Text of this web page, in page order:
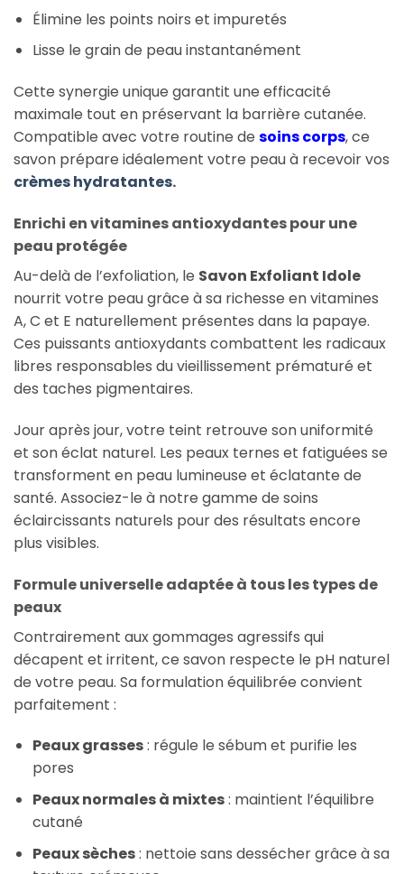
Élimine les points noirs et impuretés
Lisse le grain de peau instantanément
Cette synergie unique garantit une efficacité
maximale tout en préservant la barrière cutanée.
Compatible avec votre routine de soins corps, ce
savon prépare idéalement votre peau à recevoir vos
crèmes hydratantes.
Enrichi en vitamines antioxydantes pour une
peau protégée
Au-delà de l’exfoliation, le Savon Exfoliant Idole
nourrit votre peau grâce à sa richesse en vitamines
A, C et E naturellement présentes dans la papaye.
Ces puissants antioxydants combattent les radicaux
libres responsables du vieillissement prématuré et
des taches pigmentaires.
Jour après jour, votre teint retrouve son uniformité
et son éclat naturel. Les peaux ternes et fatiguées se
transforment en peau lumineuse et éclatante de
santé. Associez-le à notre gamme de soins
éclaircissants naturels pour des résultats encore
plus visibles.
Formule universelle adaptée à tous les types de
peaux
Contrairement aux gommages agressifs qui
décapent et irritent, ce savon respecte le pH naturel
de votre peau. Sa formulation équilibrée convient
parfaitement :
Peaux grasses: régule le sébum et purifie les
pores
Peaux normales à mixtes: maintient l’équilibre
cutané
Peaux sèches: nettoie sans dessécher grâce à sa